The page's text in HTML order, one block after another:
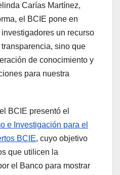
Carías Martínez,
el BCIE pone en
un recurso
sino que
de conocimiento y
para nuestra
BCIE presentó el
e Investigación para el
BCIE, cuyo objetivo
que utilicen la
el Banco para mostrar